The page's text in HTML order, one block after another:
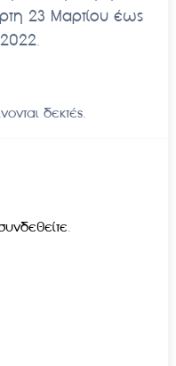
23 Μαρτίου έως
.
δεκτές.
.